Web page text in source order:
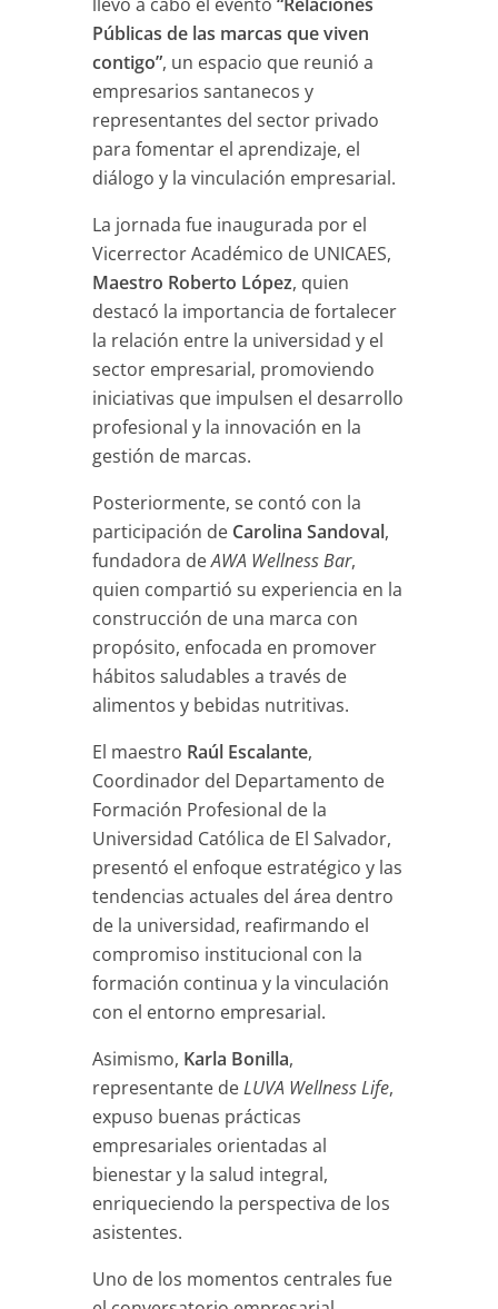
Públicas de las marcas que viven
contigo”, un espacio que reunió a
empresarios santanecos y
representantes del sector privado
para fomentar el aprendizaje, el
diálogo y la vinculación empresarial.
La jornada fue inaugurada por el
Vicerrector Académico de UNICAES,
Maestro Roberto López, quien
destacó la importancia de fortalecer
la relación entre la universidad y el
sector empresarial, promoviendo
iniciativas que impulsen el desarrollo
profesional y la innovación en la
gestión de marcas.
Posteriormente, se contó con la
participación de Carolina Sandoval,
fundadora deAWA Wellness Bar,
quien compartió su experiencia en la
construcción de una marca con
propósito, enfocada en promover
hábitos saludables a través de
alimentos y bebidas nutritivas.
El maestro Raúl Escalante,
Coordinador del Departamento de
Formación Profesional de la
Universidad Católica de El Salvador,
presentó el enfoque estratégico y las
tendencias actuales del área dentro
de la universidad, reafirmando el
compromiso institucional con la
formación continua y la vinculación
con el entorno empresarial.
Asimismo, Karla Bonilla,
representante deLUVA Wellness Life,
expuso buenas prácticas
empresariales orientadas al
bienestar y la salud integral,
enriqueciendo la perspectiva de los
asistentes.
Uno de los momentos centrales fue